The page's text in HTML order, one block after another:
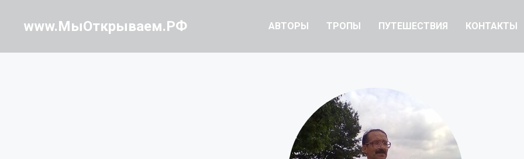
www.МыОткрываем.РФ АВТОРЫ ТРОПЫ ПУТЕШЕСТВИЯ КОНТАКТЫ